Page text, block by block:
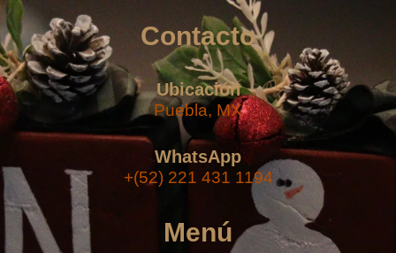
Contacto
Ubicación
Puebla, MX
WhatsApp
+(52) 221 431 1194
Menú